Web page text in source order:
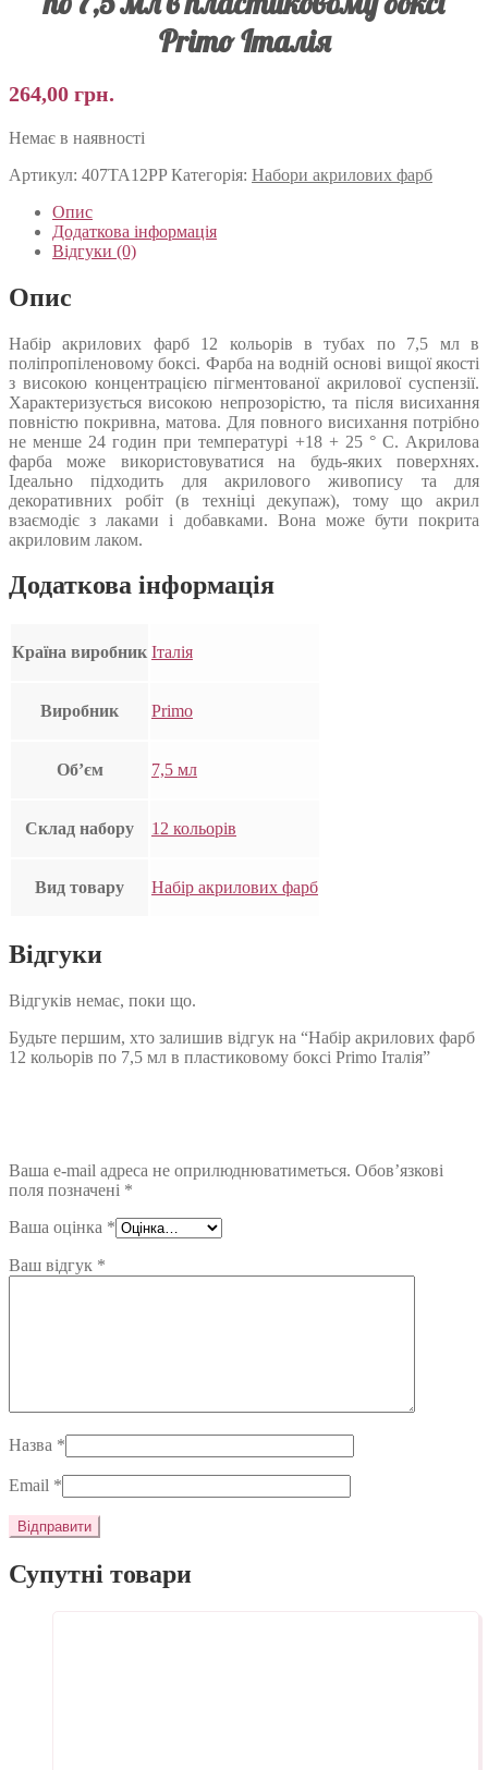
Primo Італія
264,00 грн.
Немає в наявності
Артикул: 407TA12PP Категорія: Набори акрилових фарб
Опис
Додаткова інформація
Відгуки (0)
Опис
Набір акрилових фарб 12 кольорів в тубах по 7,5 мл в
поліпропіленовому боксі. Фарба на водній основі вищої якості
з високою концентрацією пігментованої акрилової суспензії.
Характеризується високою непрозорістю, та після висихання
повністю покривна, матова. Для повного висихання потрібно
не менше 24 годин при температурі +18 + 25 ° С. Акрилова
фарба може використовуватися на будь-яких поверхнях.
Ідеально підходить для акрилового живопису та для
декоративних робіт (в техніці декупаж), тому що акрил
взаємодіє з лаками і добавками. Вона може бути покрита
акриловим лаком.
Додаткова інформація
Країна виробник Італія
Виробник Primo
Об’єм 7,5 мл
Склад набору 12 кольорів
Вид товару Набір акрилових фарб
Відгуки
Відгуків немає, поки що.
Будьте першим, хто залишив відгук на “Набір акрилових фарб
12 кольорів по 7,5 мл в пластиковому боксі Primo Італія”
Ваша e-mail адреса не оприлюднюватиметься. Обов’язкові
поля позначені *
Ваша оцінка *
Ваш відгук *
Назва *
Email *
Супутні товари